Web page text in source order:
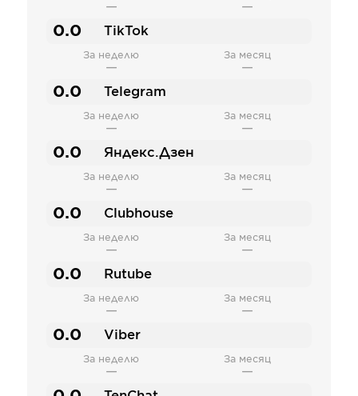
— —
0.0 TikTok
За неделю
—
За месяц
—
0.0 Telegram
За неделю
—
За месяц
—
0.0 Яндекс.Дзен
За неделю
—
За месяц
—
0.0 Clubhouse
За неделю
—
За месяц
—
0.0 Rutube
За неделю
—
За месяц
—
0.0 Viber
За неделю
—
За месяц
—